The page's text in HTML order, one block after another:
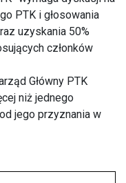
PTK i głosowania
uzyskania 50%
członków
Główny PTK
niż jednego
jego przyznania w